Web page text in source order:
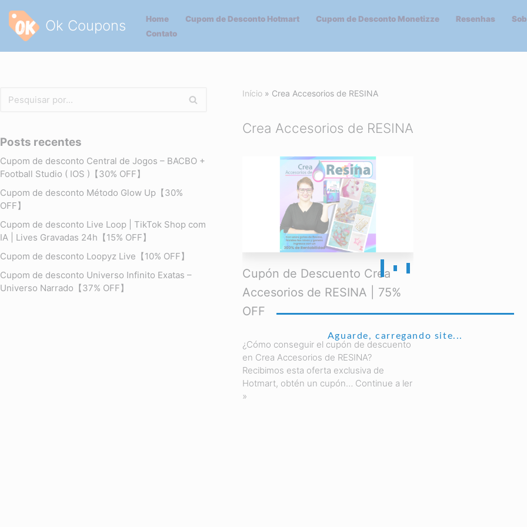
Aguarde, carregando site...
Pular
para
Ok Coupons Home Cupom de Desconto Hotmart Cupom de Desconto Monetizze Resenhas
Contato
Posts recentes
Cupom de desconto Central de Jogos – BACBO +
Football Studio ( IOS )【30% OFF】
Cupom de desconto Método Glow Up【30%
OFF】
Cupom de desconto Live Loop | TikTok Shop com
IA | Lives Gravadas 24h【15% OFF】
Cupom de desconto Loopyz Live【10% OFF】
Cupom de desconto Universo Infinito Exatas –
Universo Narrado【37% OFF】
Início » Crea Accesorios de RESINA
Crea Accesorios de RESINA
Cupón de Descuento Crea
Accesorios de RESINA | 75%
OFF
¿Cómo conseguir el cupón de descuento
en Crea Accesorios de RESINA?
Recibimos esta oferta exclusiva de
Hotmart, obtén un cupón… Continue a ler
»